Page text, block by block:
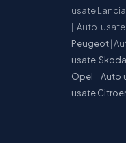
usate Lancia
|Auto usate
Peugeot|
usate Skoda
Opel | Auto
usate